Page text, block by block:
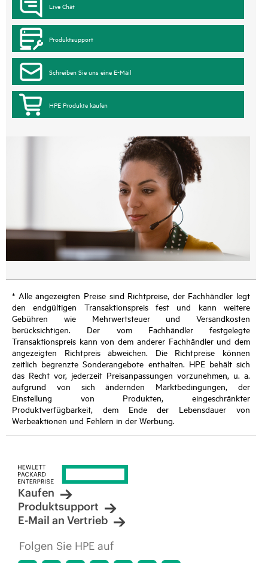
Live Chat
Produktsupport
Schreiben Sie uns eine E-Mail
HPE Produkte kaufen
* Alle angezeigten Preise sind Richtpreise, der Fachhändler legt
den endgültigen Transaktionspreis fest und kann weitere
Gebühren wie Mehrwertsteuer und Versandkosten
berücksichtigen. Der vom Fachhändler festgelegte
Transaktionspreis kann von dem anderer Fachhändler und dem
angezeigten Richtpreis abweichen. Die Richtpreise können
zeitlich begrenzte Sonderangebote enthalten. HPE behält sich
das Recht vor, jederzeit Preisanpassungen vorzunehmen, u. a.
aufgrund von sich ändernden Marktbedingungen, der
Einstellung von Produkten, eingeschränkter
Produktverfügbarkeit, dem Ende der Lebensdauer von
Werbeaktionen und Fehlern in der Werbung.
Kaufen
Produktsupport
E-Mail an Vertrieb
Folgen Sie HPE auf